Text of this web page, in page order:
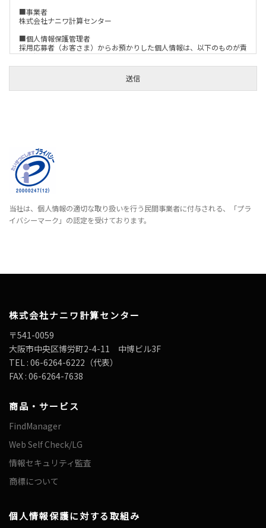
■事業者
株式会社ナニワ計算センター
■個人情報保護管理者
採用応募者（お客さま）からお預かりした個人情報は、以下のものが責
任を持って管理するものとします。
〒541-0059 大阪市中央区博労町2-4-11 中博ビル内
株式会社ナニワ計算センター 経営管理推進本部長
電話：06-6264-6222
1. 採用に関する内容にお答えするため
2. 採用に関連した情報などをお届けするため
■個人情報は第三者に開示・提供いたしません
当社は以下の場合を除き、情報を第三者へ開示・提供することはありま
1. お客様の同意がある場合
2. 法令に基づく場合
扱を外部に委託する場合があります。
■個人情報を提供しなかった場合に生じる結果
お問い合わせにおける個人情報の提供は、採用応募者（お客さま）の任
意によるものとします。ただし、お問い合わせにおいてそれぞれ必要と
なる項目を入力しない場合は、お問い合わせに対してお答えできない場
合があります。
所定の手続きを経て対応いたします。 また、その際、登録されている
ご連絡先に折り返しご連絡をお入れする等の方法で、ご本人様の確認を
取らせていただく場合もございますのでご了承ください。
※個人情報の利用について同意頂ける場合は下のテキストボックスに
「同意」と記入した上でご送信下さい。同意いただけない場合はこちら
からご連絡差し上げることはできません。
個人情報に関するお問い合わせ
電話：06-6264-6222
送信
当社は、個人情報の適切な取り扱いを行う民間事業者に付与される、「プラ
イバシーマーク」の認定を受けております。
株式会社ナニワ計算センター
〒541-0059
大阪市中央区博労町2-4-11 中博ビル3F
TEL : 06-6264-6222（代表）
FAX : 06-6264-7638
商品・サービス
FindManager
Web Self Check/LG
情報セキュリティ監査
商標について
個人情報保護に対する取組み